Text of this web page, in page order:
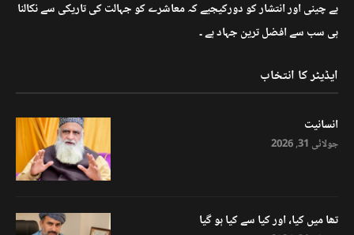
بے چینی اور انتشار کو دورکیجیے کہ معاشرے کو جہالت کی تاریکی سے نکالنا
ہی سب سے افضل ترین جہاد ہے ۔
ایڈیٹر کا انتخاب
انسانیت
جولائی 31, 2026
تھا میں کیا، اور کیا سے کیا ہو گیا